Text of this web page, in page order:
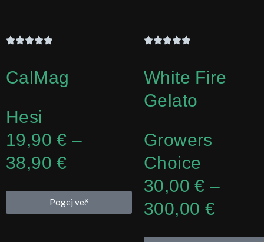
CalMag
Hesi
19,90€ –
38,90€
Cenovni
19,90 €
Pogej več
White Fire
Gelato
Growers
Choice
30,00€ –
300,00 €